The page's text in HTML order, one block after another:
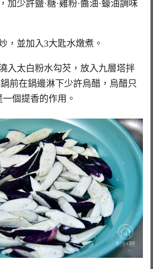
加少許鹽·糖·雞粉·醬油·蠔油調味
，並加入3大匙水燉煮。
入太白粉水勾芡，放入九層塔拌
前在鍋邊淋下少許烏醋，烏醋只
個提香的作用。